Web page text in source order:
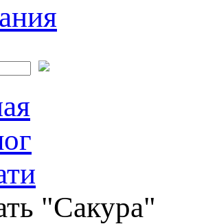
"Сакура"